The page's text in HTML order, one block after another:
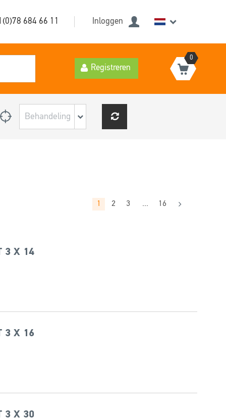
684 66 11 Inloggen
Registreren
0
1 2 3 ... 16
3 X 14
3 X 16
3 X 30